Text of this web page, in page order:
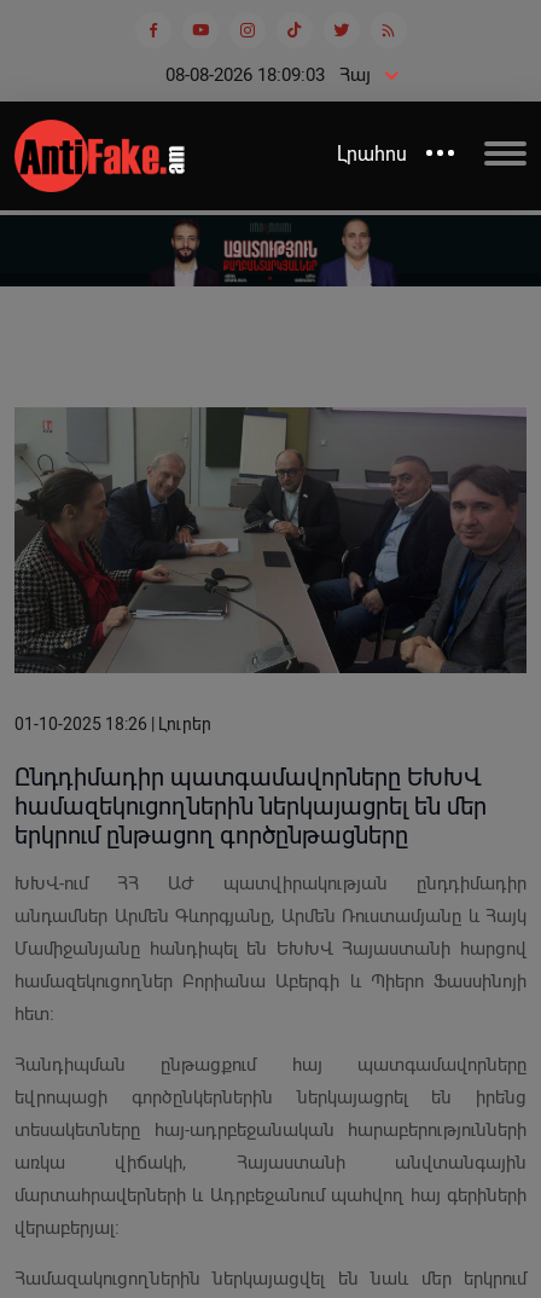
08-08-2026 18:09:03 Հայ
Լրահոս
01-10-2025 18:26 | Լուրեր
Ընդդիմադիր պատգամավորները ԵԽԽՎ
համազեկուցողներին ներկայացրել են մեր
երկրում ընթացող գործընթացները
ԽԽՎ-ում ՀՀ ԱԺ պատվիրակության ընդդիմադիր
անդամներ Արմեն Գևորգյանը, Արմեն Ռուստամյանը և Հայկ
Մամիջանյանը հանդիպել են ԵԽԽՎ Հայաստանի հարցով
համազեկուցողներ Բորիանա Աբերգի և Պիերո Ֆասսինոյի
հետ։
Հանդիպման ընթացքում հայ պատգամավորները
եվրոպացի գործընկերներին ներկայացրել են իրենց
տեսակետները հայ-ադրբեջանական հարաբերությունների
առկա վիճակի, Հայաստանի անվտանգային
մարտահրավերների և Ադրբեջանում պահվող հայ գերիների
վերաբերյալ։
Համազակուցողներին ներկայացվել են նաև մեր երկրում